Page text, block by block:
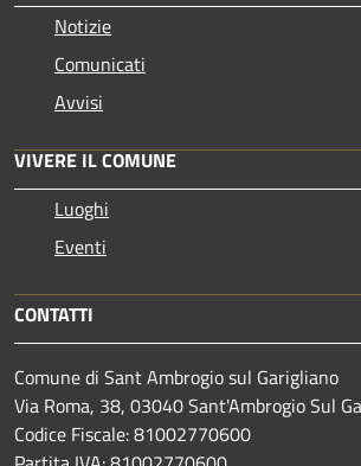
Notizie
Comunicati
Avvisi
VIVERE IL COMUNE
Luoghi
Eventi
CONTATTI
Comune di Sant Ambrogio sul Garigliano
Via Roma, 38, 03040 Sant'Ambrogio Sul
Codice Fiscale: 81002770600